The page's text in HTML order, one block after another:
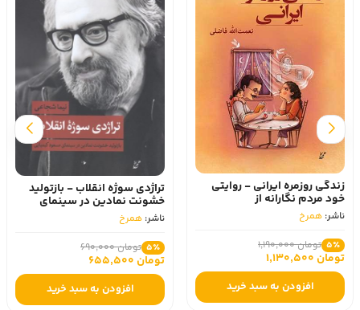
زندگی روزمره ایرانی - روایتی
خود مردم نگارانه از
ناشر: همرخ
5٪ تومان 1,190,000
تومان 1,130,500
افزودن به سبد خرید
تراژدی سوژه‌ انقلاب - بازتولید
خشونت نمادین در سینمای
مسعود کیمیایی
ناشر: همرخ
5٪ تومان 690,000
تومان 655,500
افزودن به سبد خرید